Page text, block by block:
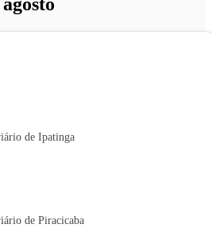
de Ipatinga
de Piracicaba